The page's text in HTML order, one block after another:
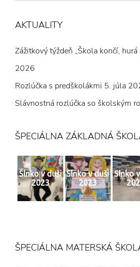
AKTUALITY
Zážitkový týždeň „Škola končí, hurá
2026
Rozlúčka s predškolákmi 5. júla
Slávnostná rozlúčka so školským
ŠPECIÁLNA ZÁKLADNÁ
Slnko v duši
2023
Slnko v duši
2023
Slnko
ŠPECIÁLNA MATERSKÁ